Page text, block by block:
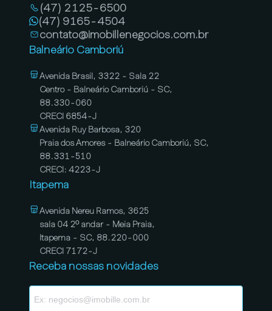
(47) 2125-6500
(47) 9165-4504
contato@imobillenegocios.com.br
Balneário Camboriú
Avenida Brasil, 3322 - Sala 22
Centro - Balneário Camboriú - SC,
88.330-060
CRECI 6854-J
Avenida Ruy Barbosa, 320
Praia dos Amores - Balneário Camboriú, SC,
88.331-510
CRECI: 4223-J
Itapema
Avenida Nereu Ramos, 3625
sala 04 2º andar - Meia Praia,
Itapema - SC, 88.220-000
CRECI 7172-J
Receba nossas novidades